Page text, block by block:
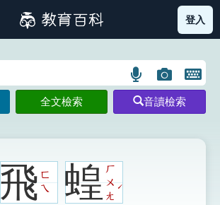
筆畫索引圖示 部首索引表圖示
登入
語
言
搜
圖
片
搜
開
鍵
圖
全文檢索 音讀檢索
飛ㄈ
ㄟ
蝗ㄏ
ㄨ
ㄤ
ˊ